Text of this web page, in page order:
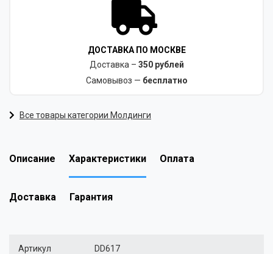
ДОСТАВКА ПО МОСКВЕ
Доставка – 350 рублей
Самовывоз — бесплатно
Все товары категории Молдинги
Описание Характеристики Оплата
Доставка Гарантия
Артикул DD617